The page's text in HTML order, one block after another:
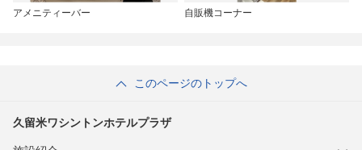
アメニティーバー 自販機コーナー
このページのトップへ
久留米ワシントンホテルプラザ